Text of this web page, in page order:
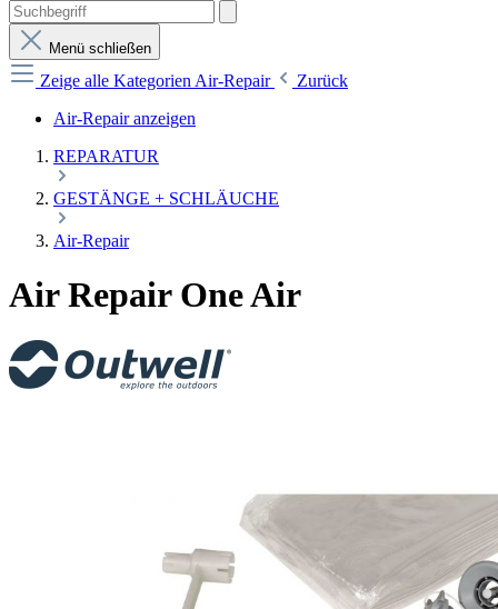
Menü schließen
Zeige alle Kategorien Air-Repair
Zurück
Air-Repair anzeigen
REPARATUR
GESTÄNGE + SCHLÄUCHE
Air-Repair
Air Repair One Air